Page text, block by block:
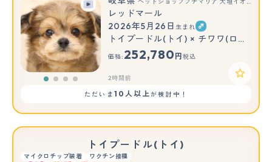
レッドマール
2026年5月26日 生まれ
トイプードル(トイ) × チワワ(ロング)
価格: 252,780 円 税込
2時間前
ただいま 10人以上が検討中！
トイプードル(トイ)
マイクロチップ装着 ワクチン接種